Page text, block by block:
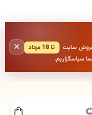
فروش سایت
تا 18 مرداد
سپاسگزاریم.
×